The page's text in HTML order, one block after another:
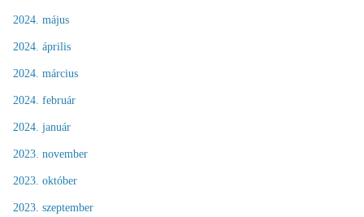
2024. május
2024. április
2024. március
2024. február
2024. január
2023. november
2023. október
2023. szeptember